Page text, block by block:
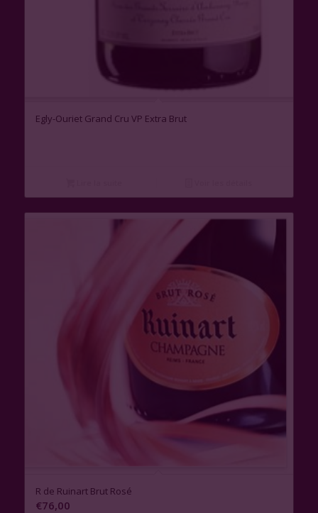
Egly-Ouriet Grand Cru VP Extra Brut
R de Ruinart Brut Rosé
€76,00